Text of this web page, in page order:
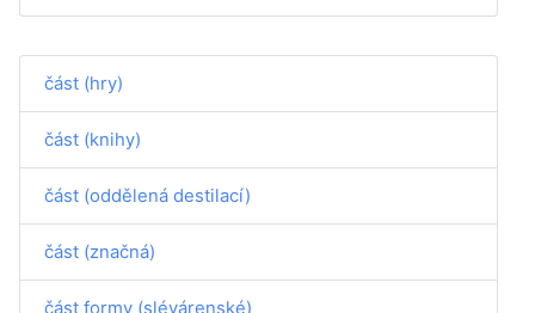
část (hry)
část (knihy)
část (oddělená destilací)
část (značná)
část formy (slévárenské)